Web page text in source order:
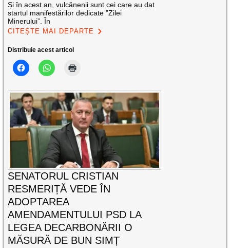
Și în acest an, vulcănenii sunt cei care au dat
startul manifestărilor dedicate ”Zilei
Minerului”. În
CITEȘTE MAI DEPARTE
Distribuie acest articol
SENATORUL CRISTIAN
RESMERIȚĂ VEDE ÎN
ADOPTAREA
AMENDAMENTULUI PSD LA
LEGEA DECARBONĂRII O
MĂSURĂ DE BUN SIMȚ